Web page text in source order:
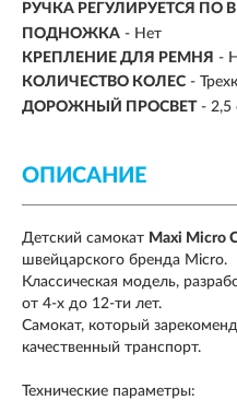
РУЧКА РЕГУЛИРУЕТСЯ ПО
ПОДНОЖКА - Нет
КРЕПЛЕНИЕ ДЛЯ РЕМНЯ -
КОЛИЧЕСТВО КОЛЕС -
ДОРОЖНЫЙ ПРОСВЕТ - 2,5
ОПИСАНИЕ
Детский самокат Maxi Micro
швейцарского бренда Micro.
Классическая модель,
от 4-х до 12-ти лет.
Самокат, который
качественный транспорт.
Технические параметры: